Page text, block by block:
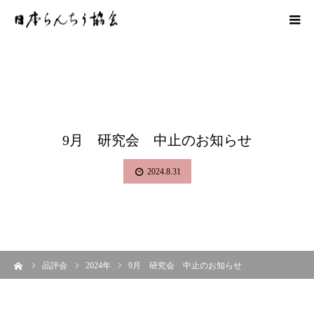
9月 研究会 中止のお知らせ
2024.8.31
品評会 2024年 9月 研究会 中止のお知らせ